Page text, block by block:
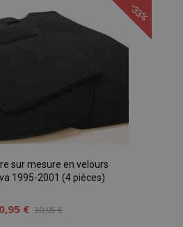
liste
d'achats
-33%
sur mesure en velours
1995-2001 (4 pièces)
€ 30,95 €